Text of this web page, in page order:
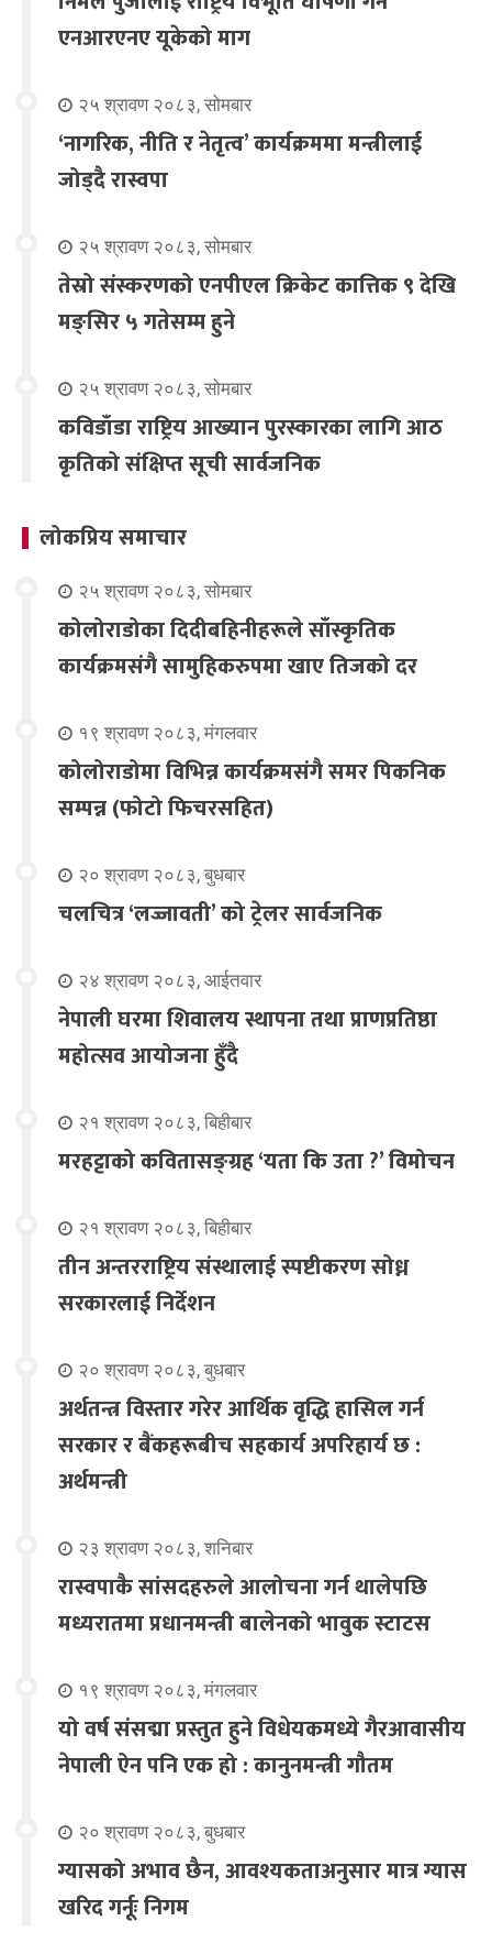
एनआरएनए यूकेको माग
२५ श्रावण २०८३, सोमबार
‘नागरिक, नीति र नेतृत्व’ कार्यक्रममा मन्त्रीलाई
जोड्दै रास्वपा
२५ श्रावण २०८३, सोमबार
तेस्रो संस्करणको एनपीएल क्रिकेट कात्तिक ९ देखि
मङ्सिर ५ गतेसम्म हुने
२५ श्रावण २०८३, सोमबार
कविडाँडा राष्ट्रिय आख्यान पुरस्कारका लागि आठ
कृतिको संक्षिप्त सूची सार्वजनिक
लोकप्रिय समाचार
२५ श्रावण २०८३, सोमबार
कोलोराडोका दिदीबहिनीहरूले साँस्कृतिक
कार्यक्रमसंगै सामुहिकरुपमा खाए तिजको दर
१९ श्रावण २०८३, मंगलवार
कोलोराडोमा विभिन्न कार्यक्रमसंगै समर पिकनिक
सम्पन्न (फोटो फिचरसहित)
२० श्रावण २०८३, बुधबार
चलचित्र ‘लज्जावती’ को ट्रेलर सार्वजनिक
२४ श्रावण २०८३, आईतवार
नेपाली घरमा शिवालय स्थापना तथा प्राणप्रतिष्ठा
महोत्सव आयोजना हुँदै
२१ श्रावण २०८३, बिहीबार
मरहट्टाको कवितासङ्ग्रह ‘यता कि उता ?’ विमोचन
२१ श्रावण २०८३, बिहीबार
तीन अन्तरराष्ट्रिय संस्थालाई स्पष्टीकरण सोध्न
सरकारलाई निर्देशन
२० श्रावण २०८३, बुधबार
अर्थतन्त्र विस्तार गरेर आर्थिक वृद्धि हासिल गर्न
सरकार र बैंकहरूबीच सहकार्य अपरिहार्य छ :
अर्थमन्त्री
२३ श्रावण २०८३, शनिबार
रास्वपाकै सांसदहरुले आलोचना गर्न थालेपछि
मध्यरातमा प्रधानमन्त्री बालेनको भावुक स्टाटस
१९ श्रावण २०८३, मंगलवार
यो वर्ष संसद्मा प्रस्तुत हुने विधेयकमध्ये गैरआवासीय
नेपाली ऐन पनि एक हो : कानुनमन्त्री गौतम
२० श्रावण २०८३, बुधबार
ग्यासको अभाव छैन, आवश्यकताअनुसार मात्र ग्यास
खरिद गर्नूः निगम